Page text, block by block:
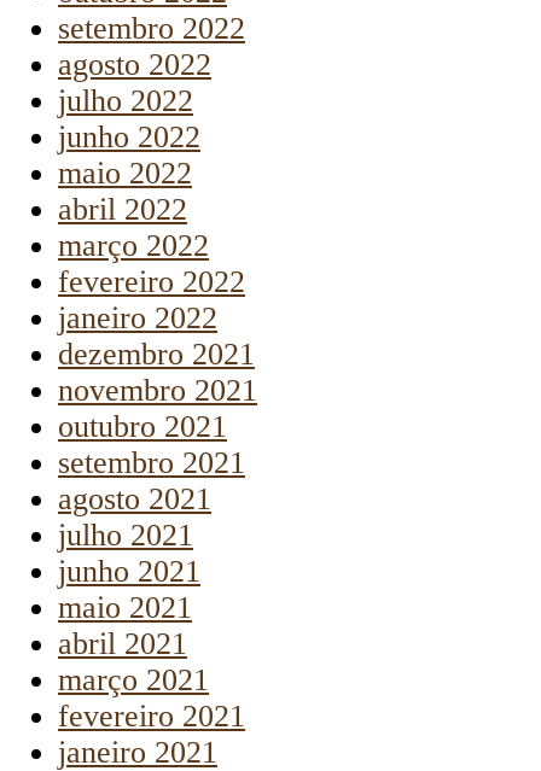
setembro 2022
agosto 2022
julho 2022
junho 2022
maio 2022
abril 2022
março 2022
fevereiro 2022
janeiro 2022
dezembro 2021
novembro 2021
outubro 2021
setembro 2021
agosto 2021
julho 2021
junho 2021
maio 2021
abril 2021
março 2021
fevereiro 2021
janeiro 2021